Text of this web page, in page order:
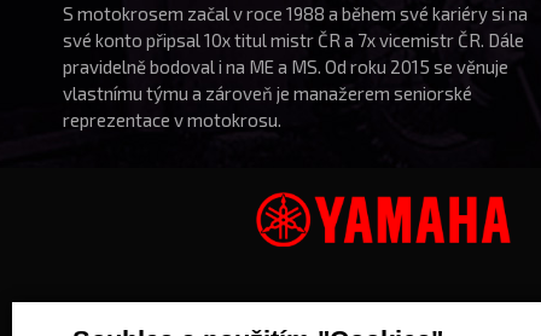
S motokrosem začal v roce 1988 a během své kariéry si na
své konto připsal 10x titul mistr ČR a 7x vicemistr ČR. Dále
pravidelně bodoval i na ME a MS. Od roku 2015 se věnuje
vlastnímu týmu a zároveň je manažerem seniorské
reprezentace v motokrosu.